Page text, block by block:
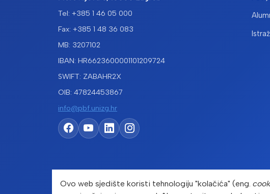
Ovo web sjedište koristi tehnologiju "kolačića" (eng.
Tel: +385 1 46 05 000
Fax: +385 1 48 36 083
MB: 3207102
IBAN: HR6623600001101209724
SWIFT: ZABAHR2X
OIB: 47824453867
info@pbf.unizg.hr